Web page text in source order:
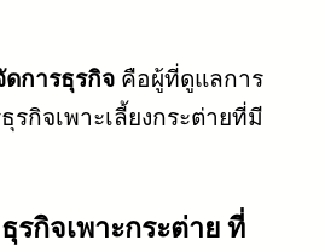
การธุรกิจ คือผู้ที่ดูแลการ
รกิจเพาะเลี้ยงกระต่ายที่มี
กิจเพาะกระต่าย ที่